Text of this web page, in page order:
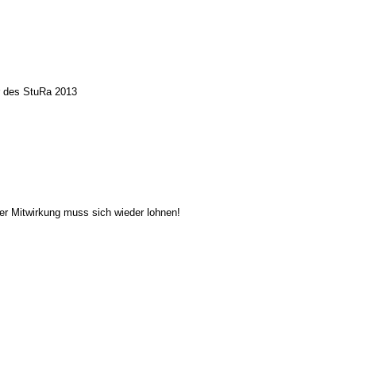
StuRa 2013
Mitwirkung muss sich wieder lohnen!